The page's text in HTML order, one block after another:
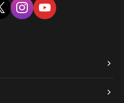
instagramyoutube